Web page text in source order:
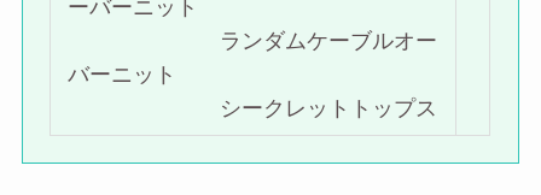
ーバーニット
ランダムケーブルオー
バーニット
シークレットトップス